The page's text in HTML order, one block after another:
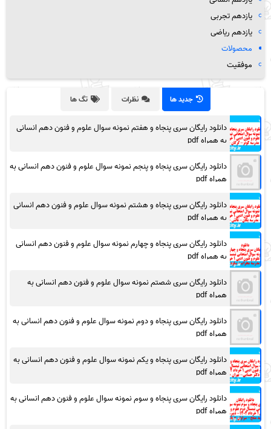
یازدهم تجربی
یازدهم ریاضی
محصولات
موفقیت
جدید ها نظرات تگ ها
دانلود رایگان سری پنجاه و هفتم نمونه سوال علوم و فنون دهم انسانی
به همراه pdf
دانلود رایگان سری پنجاه و پنجم نمونه سوال علوم و فنون دهم انسانی به
همراه pdf
دانلود رایگان سری پنجاه و هشتم نمونه سوال علوم و فنون دهم انسانی
به همراه pdf
دانلود رایگان سری پنجاه و چهارم نمونه سوال علوم و فنون دهم انسانی
به همراه pdf
دانلود رایگان سری شصتم نمونه سوال علوم و فنون دهم انسانی به
همراه pdf
دانلود رایگان سری پنجاه و دوم نمونه سوال علوم و فنون دهم انسانی به
همراه pdf
دانلود رایگان سری پنجاه و یکم نمونه سوال علوم و فنون دهم انسانی به
همراه pdf
دانلود رایگان سری پنجاه و سوم نمونه سوال علوم و فنون دهم انسانی به
همراه pdf